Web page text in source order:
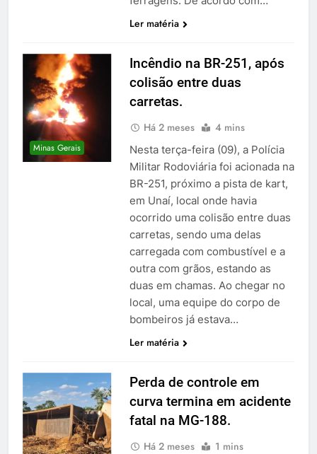
Ler matéria
Minas Gerais
Incêndio na BR-251, após
colisão entre duas
carretas.
Há 2 meses 4 mins
Nesta terça-feira (09), a Polícia
Militar Rodoviária foi acionada na
BR-251, próximo a pista de kart,
em Unaí, local onde havia
ocorrido uma colisão entre duas
carretas, sendo uma delas
carregada com combustível e a
outra com grãos, estando as
duas em chamas. Ao chegar no
local, uma equipe do corpo de
bombeiros já estava…
Ler matéria
Perda de controle em
curva termina em acidente
fatal na MG-188.
Há 2 meses 1 mins